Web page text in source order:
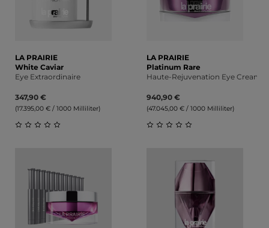
LA PRAIRIE
White Caviar
Eye Extraordinaire
347,90 €
(17.395,00 € / 1000 Milliliter)
LA PRAIRIE
Platinum Rare
Haute-Rejuvenation Eye Cream
940,90 €
(47.045,00 € / 1000 Milliliter)